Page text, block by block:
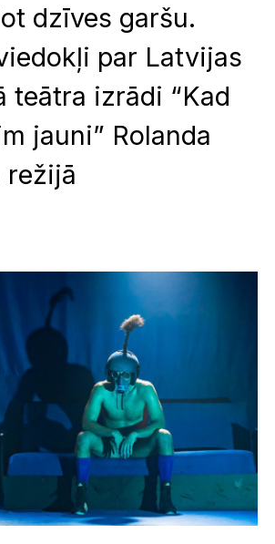
dzīves garšu.
par Latvijas
teātra izrādi “Kad
jauni” Rolanda
režijā